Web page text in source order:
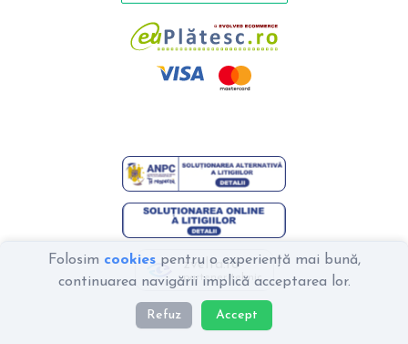
zvelta.ro
partener tehnic
Folosim cookies pentru o experiență mai bună,
continuarea navigării implică acceptarea lor.
Refuz Accept